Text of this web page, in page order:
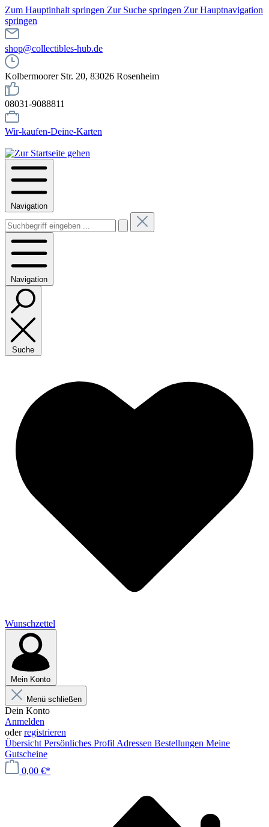
Zum Hauptinhalt springen Zur Suche springen Zur Hauptnavigation
springen
shop@collectibles-hub.de
Kolbermoorer Str. 20, 83026 Rosenheim
08031-9088811
Wir-kaufen-Deine-Karten
Navigation
Navigation
Suche
Wunschzettel
Mein Konto
Menü schließen
Dein Konto
Anmelden
oderregistrieren
Übersicht Persönliches Profil Adressen Bestellungen Meine
Gutscheine
0,00 €*